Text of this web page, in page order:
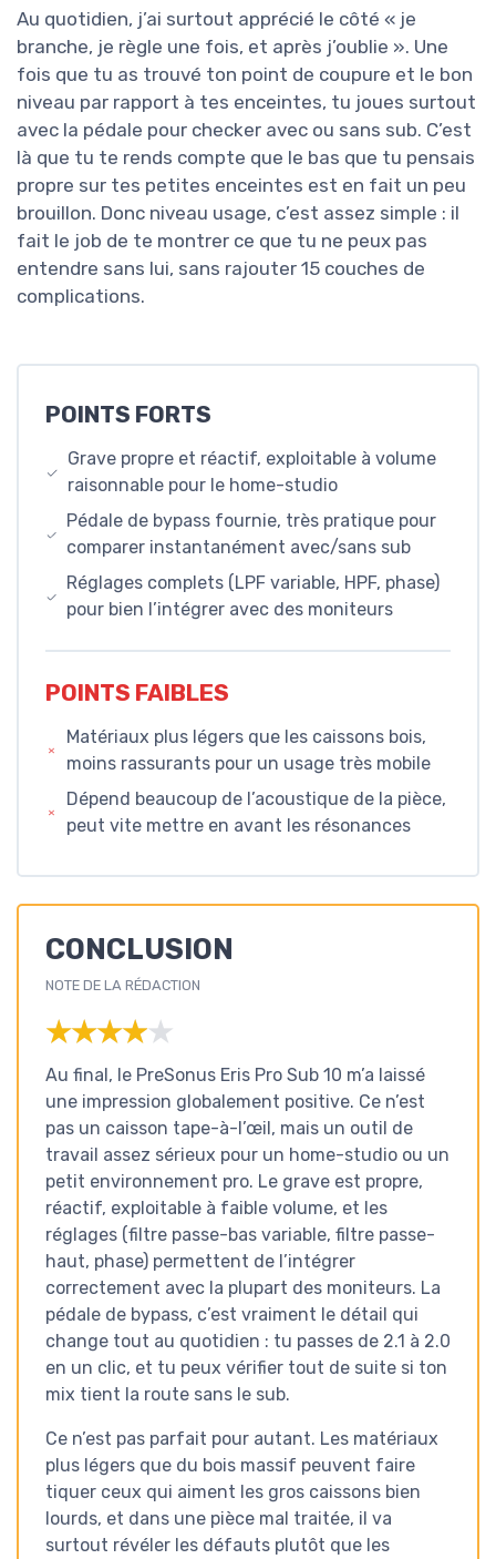
Au quotidien, j’ai surtout apprécié le côté « je
branche, je règle une fois, et après j’oublie ». Une
fois que tu as trouvé ton point de coupure et le bon
niveau par rapport à tes enceintes, tu joues surtout
avec la pédale pour checker avec ou sans sub. C’est
là que tu te rends compte que le bas que tu pensais
propre sur tes petites enceintes est en fait un peu
brouillon. Donc niveau usage, c’est assez simple : il
fait le job de te montrer ce que tu ne peux pas
entendre sans lui, sans rajouter 15 couches de
complications.
POINTS FORTS
Grave propre et réactif, exploitable à volume
raisonnable pour le home-studio
Pédale de bypass fournie, très pratique pour
comparer instantanément avec/sans sub
Réglages complets (LPF variable, HPF, phase)
pour bien l’intégrer avec des moniteurs
POINTS FAIBLES
Matériaux plus légers que les caissons bois,
moins rassurants pour un usage très mobile
Dépend beaucoup de l’acoustique de la pièce,
peut vite mettre en avant les résonances
CONCLUSION
NOTE DE LA RÉDACTION
★★★★★
★★★★★
Au final, le PreSonus Eris Pro Sub 10 m’a laissé
une impression globalement positive. Ce n’est
pas un caisson tape-à-l’œil, mais un outil de
travail assez sérieux pour un home-studio ou un
petit environnement pro. Le grave est propre,
réactif, exploitable à faible volume, et les
réglages (filtre passe-bas variable, filtre passe-
haut, phase) permettent de l’intégrer
correctement avec la plupart des moniteurs. La
pédale de bypass, c’est vraiment le détail qui
change tout au quotidien : tu passes de 2.1 à 2.0
en un clic, et tu peux vérifier tout de suite si ton
mix tient la route sans le sub.
Ce n’est pas parfait pour autant. Les matériaux
plus légers que du bois massif peuvent faire
tiquer ceux qui aiment les gros caissons bien
lourds, et dans une pièce mal traitée, il va
surtout révéler les défauts plutôt que les